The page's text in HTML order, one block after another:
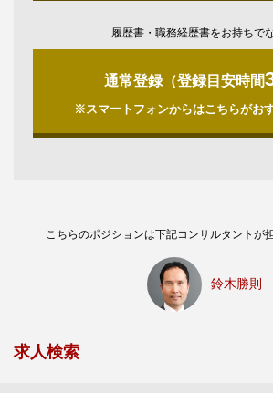
履歴書・職務経歴書をお持ちで
通常登録（登録目安時間
※スマートフォンからはこちらがおす
こちらのポジションは下記コンサルタントが
鈴木勝則
求人検索